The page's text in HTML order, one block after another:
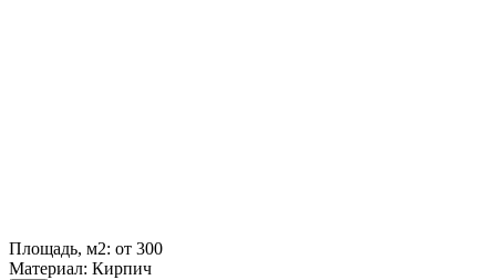
Площадь, м2: от 300
Материал: Кирпич